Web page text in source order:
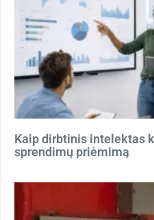
Kaip dirbtinis intelektas
sprendimų priėmimą